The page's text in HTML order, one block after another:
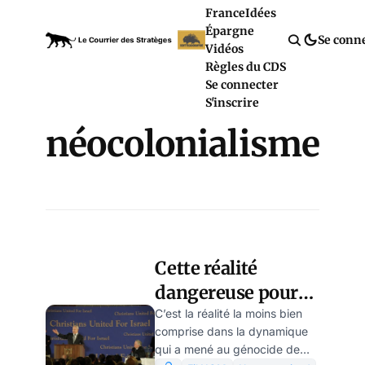
FranceIdées
Épargne
Vidéos
Règles du CDS
Se connecter
S'inscrire
Se
néocolonialisme
Cette réalité
dangereuse pour
Israël: il y a plus de
sionistes non juifs
C’est la réalité la moins bien
comprise dans la dynamique
qui a mené au génocide de